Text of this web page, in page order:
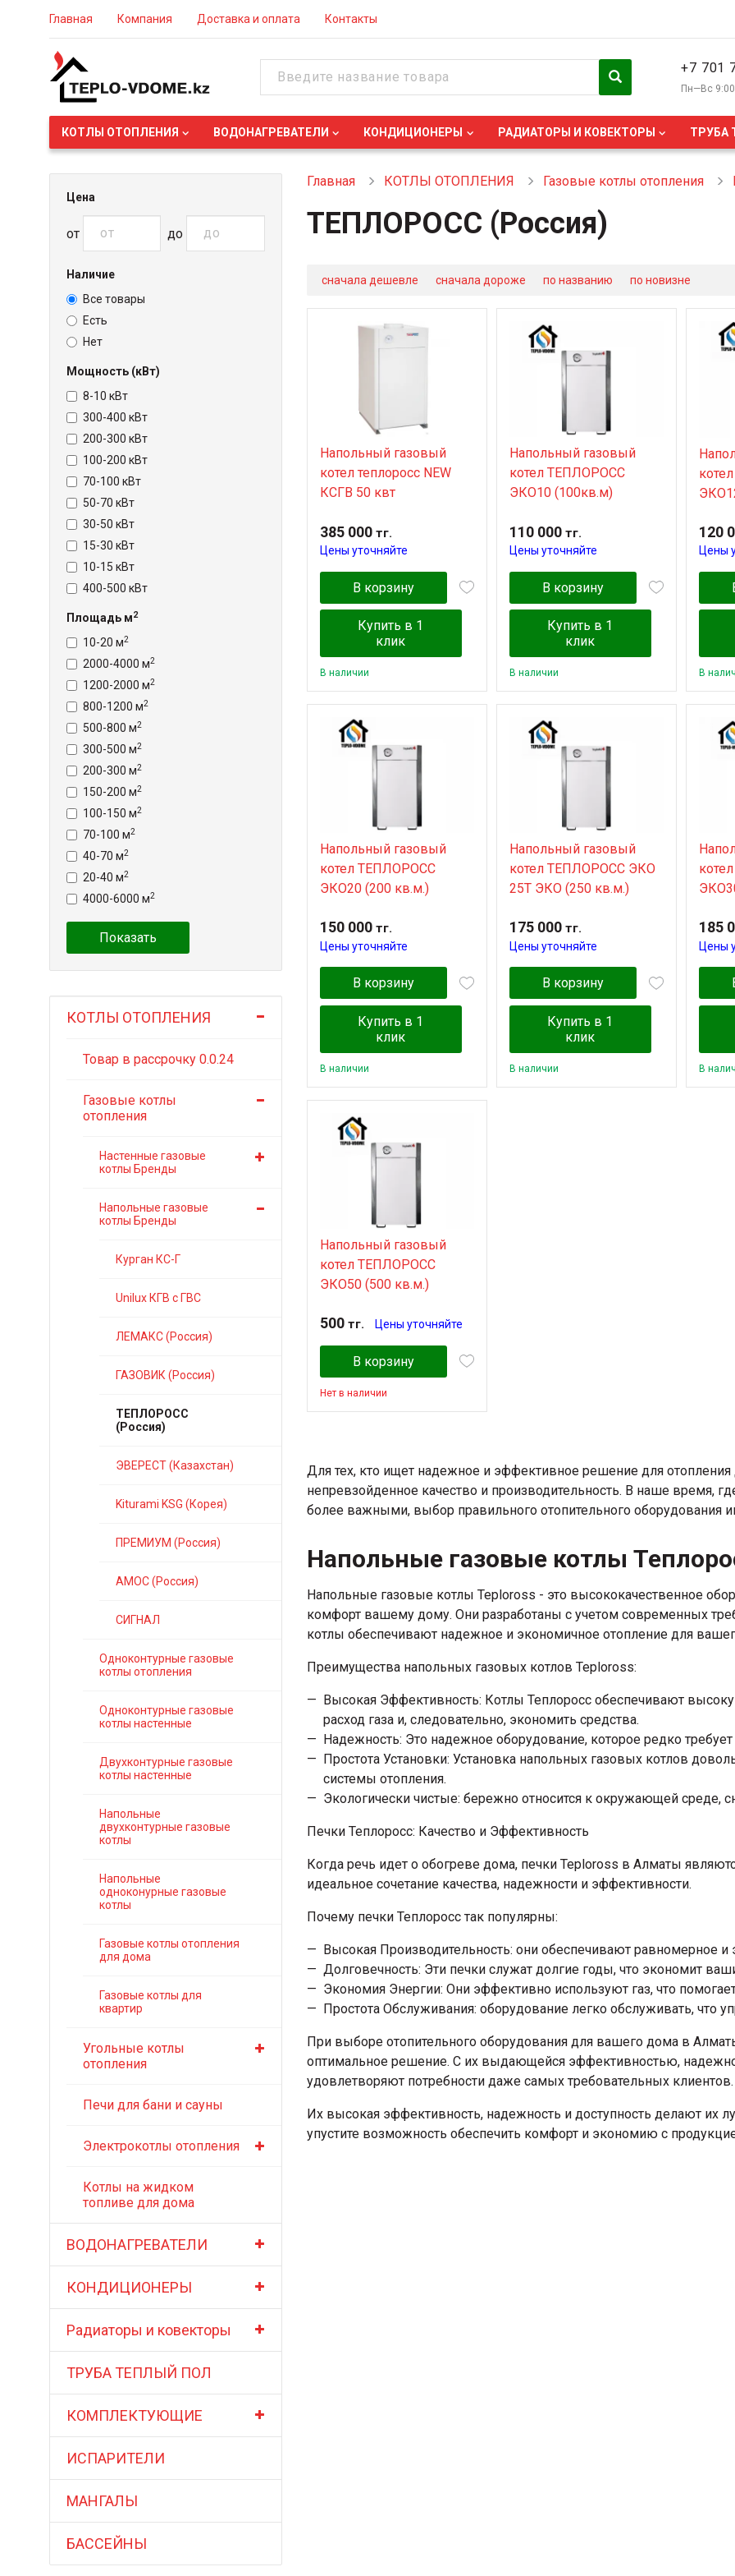
Главная Компания Доставка и оплата Контакты
+7 701
Пн—Вс
КОТЛЫ ОТОПЛЕНИЯ ВОДОНАГРЕВАТЕЛИ КОНДИЦИОНЕРЫ РАДИАТОРЫ И КОВЕКТОРЫ ТРУБА
Цена
от до
Наличие
Все товары
Есть
Нет
Мощность (кВт)
8-10 кВт
300-400 кВт
200-300 кВт
100-200 кВт
70-100 кВт
50-70 кВт
30-50 кВт
15-30 кВт
10-15 кВт
400-500 кВт
Площадь м2
10-20 м2
2000-4000 м2
1200-2000 м2
800-1200 м2
500-800 м2
300-500 м2
200-300 м2
150-200 м2
100-150 м2
70-100 м2
40-70 м2
20-40 м2
4000-6000 м2
Показать
КОТЛЫ ОТОПЛЕНИЯ
Товар в рассрочку 0.0.24
Газовые котлы
отопления
Настенные газовые
котлы Бренды
Напольные газовые
котлы Бренды
Курган КС-Г
Unilux КГВ с ГВС
ЛЕМАКС (Россия)
ГАЗОВИК (Россия)
ТЕПЛОРОСС
(Россия)
ЭВЕРЕСТ (Казахстан)
Kiturami KSG (Корея)
ПРЕМИУМ (Россия)
АМОС (Россия)
СИГНАЛ
Одноконтурные газовые
котлы отопления
Одноконтурные газовые
котлы настенные
Двухконтурные газовые
котлы настенные
Напольные
двухконтурные газовые
котлы
Напольные
одноконурные газовые
котлы
Газовые котлы отопления
для дома
Газовые котлы для
квартир
Угольные котлы
отопления
Печи для бани и сауны
Электрокотлы отопления
Котлы на жидком
топливе для дома
ВОДОНАГРЕВАТЕЛИ
КОНДИЦИОНЕРЫ
Радиаторы и ковекторы
ТРУБА ТЕПЛЫЙ ПОЛ
КОМПЛЕКТУЮЩИЕ
ИСПАРИТЕЛИ
МАНГАЛЫ
БАССЕЙНЫ
Главная КОТЛЫ ОТОПЛЕНИЯ Газовые котлы отопления
ТЕПЛОРОСС (Россия)
сначала дешевле сначала дороже по названию по новизне
Напольный газовый
котел теплоросс NEW
КСГВ 50 квт
385 000тг.
Цены уточняйте
В корзину
Купить в 1
клик
В наличии
Напольный газовый
котел TЕПЛОРОСС
ЭКО10 (100кв.м)
110 000тг.
Цены уточняйте
В корзину
Купить в 1
клик
В наличии
120
Цены
В
Напольный газовый
котел TЕПЛОРОСС
ЭКО20 (200 кв.м.)
150 000тг.
Цены уточняйте
В корзину
Купить в 1
клик
В наличии
Напольный газовый
котел TЕПЛОРОСС ЭКО
25Т ЭКО (250 кв.м.)
175 000тг.
Цены уточняйте
В корзину
Купить в 1
клик
В наличии
185
Цены
В
Напольный газовый
котел TЕПЛОРОСС
ЭКО50 (500 кв.м.)
500тг. Цены уточняйте
В корзину
Нет в наличии
Для тех, кто ищет надежное и эффективное решение для
непревзойденное качество и производительность. В наше время,
более важными, выбор правильного отопительного оборудования
Напольные газовые котлы
Напольные газовые котлы Teploross - это высококачественное
комфорт вашему дому. Они разработаны с учетом современных
котлы обеспечивают надежное и экономичное отопление для
Преимущества напольных газовых котлов Teploross:
Высокая Эффективность: Котлы Теплоросс обеспечивают
расход газа и, следовательно, экономить средства.
Надежность: Это надежное оборудование, которое редко
Простота Установки: Установка напольных газовых котлов
системы отопления.
Экологически чистые: бережно относится к окружающей
Печки Теплоросс: Качество и Эффективность
Когда речь идет о обогреве дома, печки Teploross в Алматы
идеальное сочетание качества, надежности и эффективности.
Почему печки Теплоросс так популярны:
Высокая Производительность: они обеспечивают равномерное
Долговечность: Эти печки служат долгие годы, что экономит
Экономия Энергии: Они эффективно используют газ, что
Простота Обслуживания: оборудование легко обслуживать, что
При выборе отопительного оборудования для вашего дома в
оптимальное решение. С их выдающейся эффективностью,
удовлетворяют потребности даже самых требовательных клиентов.
Их высокая эффективность, надежность и доступность делают
упустите возможность обеспечить комфорт и экономию с